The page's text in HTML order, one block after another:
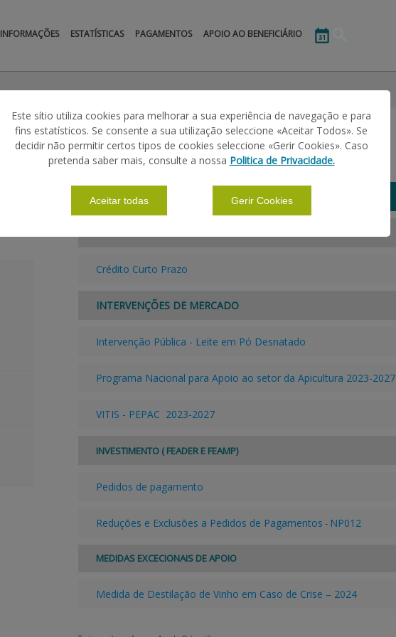
INFORMAÇÕES ESTATÍSTICAS PAGAMENTOS APOIO AO BENEFICIÁRIO
MINUTAS
Crédito Curto Prazo
INTERVENÇÕES DE MERCADO
Intervenção Pública - Leite em Pó Desnatado
Programa Nacional para Apoio ao setor da Apicultura 2023-2027
VITIS - PEPAC 2023-2027
INVESTIMENTO ( FEADER E FEAMP)
Pedidos de pagamento
Reduções e Exclusões a Pedidos de Pagamentos - NP012
MEDIDAS EXCECIONAIS DE APOIO
Medida de Destilação de Vinho em Caso de Crise – 2024
Este sítio utiliza cookies para melhorar a sua experiência de navegação e para
fins estatísticos. Se consente a sua utilização seleccione «Aceitar Todos». Se
decidir não permitir certos tipos de cookies seleccione «Gerir Cookies». Caso
pretenda saber mais, consulte a nossa Politica de Privacidade.
Aceitar todas Gerir Cookies